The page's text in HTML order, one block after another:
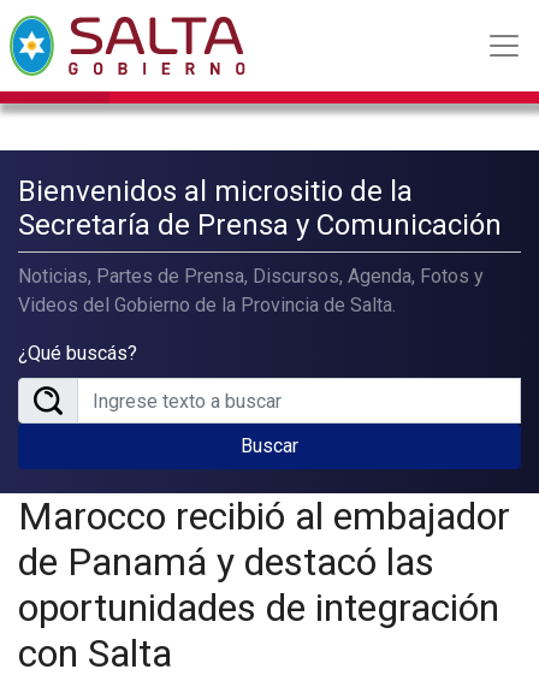
Bienvenidos al micrositio de la
Secretaría de Prensa y Comunicación
Noticias, Partes de Prensa, Discursos, Agenda, Fotos y
Videos del Gobierno de la Provincia de Salta.
¿Qué buscás?
Buscar
Marocco recibió al embajador
de Panamá y destacó las
oportunidades de integración
con Salta